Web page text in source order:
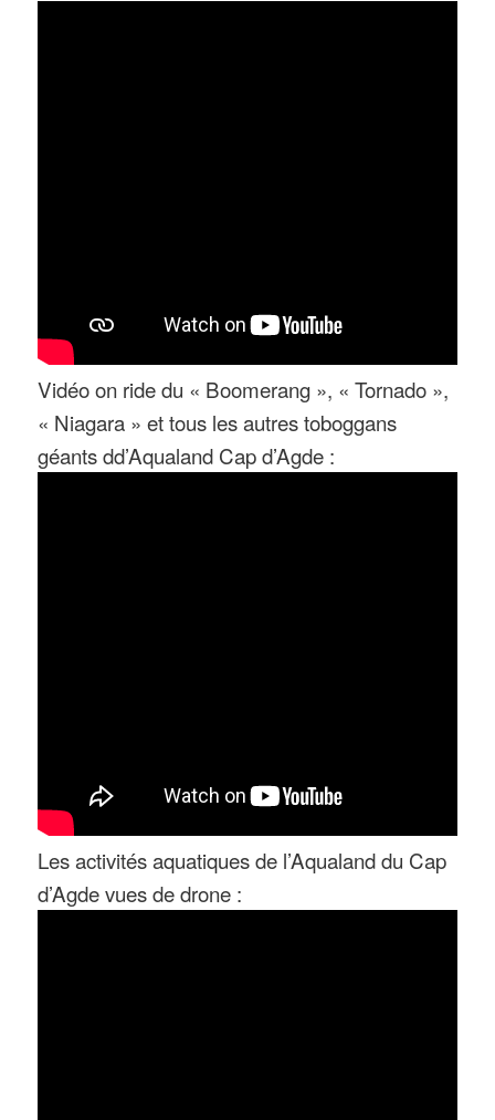
Vidéo on ride du « Boomerang », « Tornado »,
« Niagara » et tous les autres toboggans
géants dd’Aqualand Cap d’Agde :
Les activités aquatiques de l’Aqualand du Cap
d’Agde vues de drone :